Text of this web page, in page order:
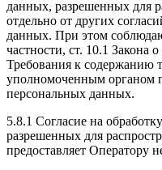
данных, разрешенных для
отдельно от других
данных. При этом
частности, ст. 10.1 Закона
Требования к содержанию
уполномоченным органом
персональных данных.
5.8.1 Согласие на
разрешенных для
предоставляет Оператору